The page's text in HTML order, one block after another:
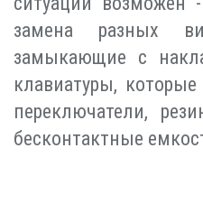
замена разных
замыкающие с
клавиатуры,
переключатели,
бесконтактные